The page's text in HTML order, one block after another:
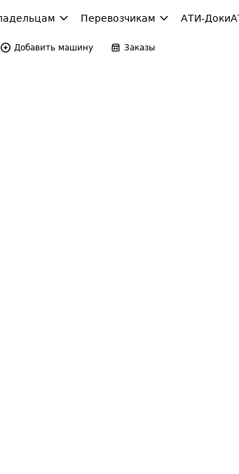
Перевозчикам АТИ-Доки
Добавить машину Заказы